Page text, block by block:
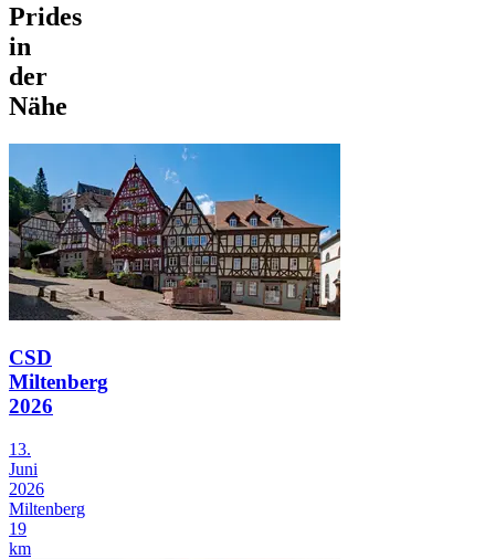
Prides
in
der
Nähe
CSD
Miltenberg
2026
13.
Juni
2026
Miltenberg
19
km